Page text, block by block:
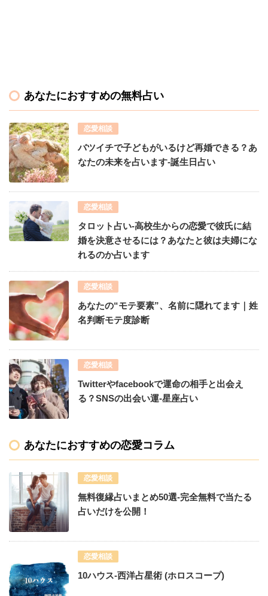
あなたにおすすめの無料占い
恋愛相談
バツイチで子どもがいるけど再婚できる？あ
なたの未来を占います-誕生日占い
恋愛相談
タロット占い-高校生からの恋愛で彼氏に結
婚を決意させるには？あなたと彼は夫婦にな
れるのか占います
恋愛相談
あなたの“モテ要素”、名前に隠れてます｜姓
名判断モテ度診断
恋愛相談
Twitterやfacebookで運命の相手と出会え
る？SNSの出会い運-星座占い
あなたにおすすめの恋愛コラム
恋愛相談
無料復縁占いまとめ50選-完全無料で当たる
占いだけを公開！
恋愛相談
10ハウス-西洋占星術 (ホロスコープ)